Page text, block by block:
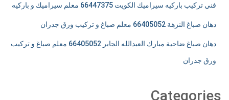
فني تركيب باركيه سيراميك الكويت 66447375 معلم سيراميك و باركيه
دهان صباغ النزهة 66405052 معلم صباغ و تركيب ورق جدران
دهان صباغ ضاحية مبارك العبدالله الجابر 66405052 معلم صباغ و تركيب
ورق جدران
Categories